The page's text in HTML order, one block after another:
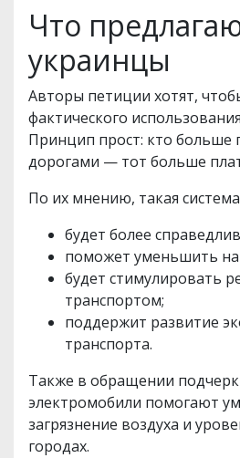
Что
украинцы
Авторы петиции хотят,
фактического
Принцип прост: кто больше
дорогами — тот больше
По их мнению, такая
будет более
поможет уменьшить
будет стимулировать
транспортом;
поддержит развитие
транспорта.
Также в обращении
электромобили помогают
загрязнение воздуха и
городах.